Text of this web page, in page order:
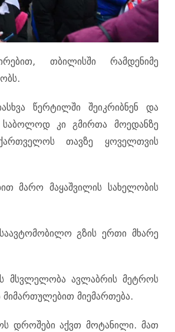
თბილისში რამდენიმე
წერტილში შეიკრიბნენ და
კი გმირთა მოედანზე
თავზე ყოველთვის
მარო მაყაშვილის სახელობის
საავტომობილო გზის ერთი მხარე
მსვლელობა ავლაბრის მეტროს
მიემართება.
დროშები აქვთ მოტანილი. მათ